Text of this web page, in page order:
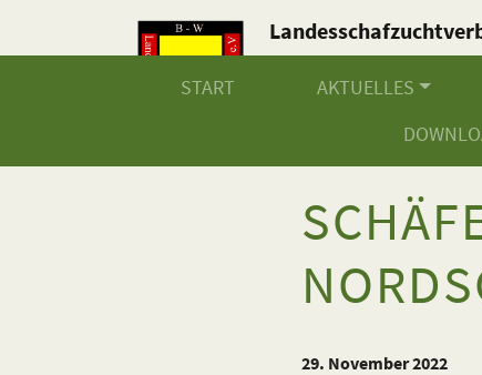
Baden-Württemberg
START AKTUELLES
29. November 2022